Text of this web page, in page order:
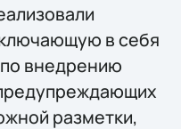
в себя
внедрению
разметки,